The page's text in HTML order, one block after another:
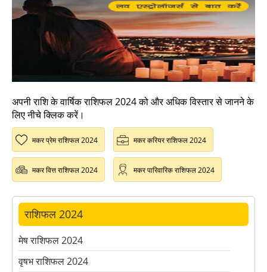
अपनी राशि के वार्षिक राशिफल 2024 को और अधिक विस्तार से जानने के
लिए नीचे क्लिक करें।
मकर प्रेम राशिफल 2024 मकर करियर राशिफल 2024
मकर वित्त राशिफल 2024 मकर पारिवारिक राशिफल 2024
राशिफल 2024
मेष राशिफल 2024
वृषभ राशिफल 2024